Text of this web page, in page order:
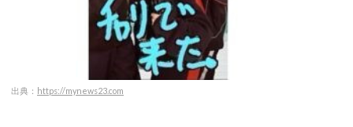
出典： https://mynews23.com